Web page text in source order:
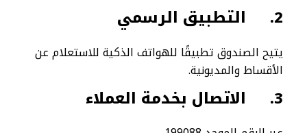
2. التطبيق الرسمي
يتيح الصندوق تطبيقًا للهواتف الذكية للاستعلام عن
الأقساط والمديونية.
3. الاتصال بخدمة العملاء